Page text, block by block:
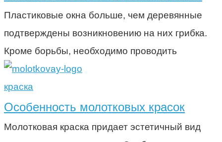
Пластиковые окна больше, чем деревянные
подтверждены возникновению на них грибка.
Кроме борьбы, необходимо проводить
краска
Особенность молотковых красок
Молотковая краска придает эстетичный вид